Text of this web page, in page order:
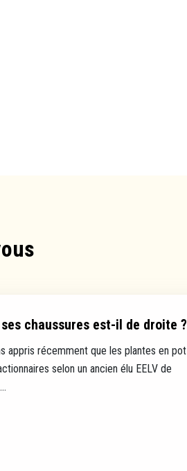
chaussures est-il de droite ?
appris récemment que les plantes en pot
selon un ancien élu EELV de